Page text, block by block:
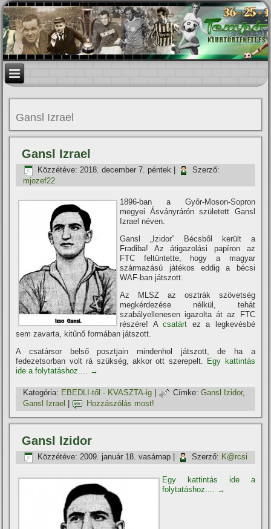
Gansl Izrael
Gansl Izrael
Közzétéve: 2018. december 7. péntek
Szerző:
mjozef22
1896-ban a Győr-Moson-Sopron
megyei Ásványrárón született Gansl
Izrael néven.
Gansl „Izidor” Bécsből került a
Fradiba! Az átigazolási papí­ron az
FTC feltüntette, hogy a magyar
származású játékos eddig a bécsi
WAF-ban játszott.
Az MLSZ az osztrák szövetség
megkérdezése nélkül, tehát
szabályellenesen igazolta át az FTC
részére! Acsatárt ez a legkevésbé
sem zavarta, kitűnő formában játszott.
A csatársor belső posztjain mindenhol játszott, de ha a
fedezetsorban volt rá szükség, akkor ott szerepelt. Egy kattintás
ide a folytatáshoz.... →
Kategória: EBEDLI-től - KVASZTA-ig | Címke: Gansl Izidor,
Gansl Izrael
Hozzászólás most!
Gansl Izidor
Közzétéve: 2009. január 18. vasárnap Szerző: K@rcsi
Egy kattintás ide a
folytatáshoz.... →